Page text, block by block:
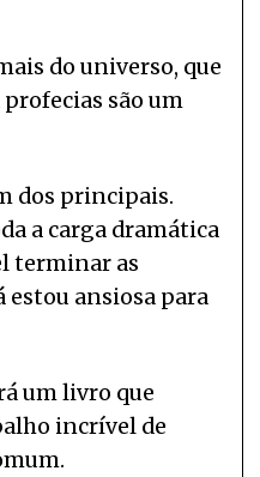
do universo, que
são um
dos principais.
a carga dramática
terminar as
estou ansiosa para
um livro que
incrível de